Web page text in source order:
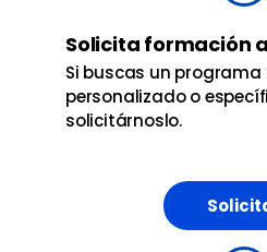
Solicita formación
Si buscas un
personalizado o
solicitárnoslo.